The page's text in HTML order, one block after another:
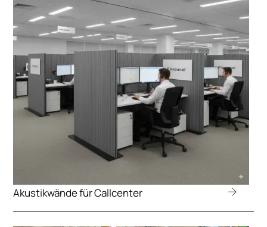
Akustikwände für Callcenter